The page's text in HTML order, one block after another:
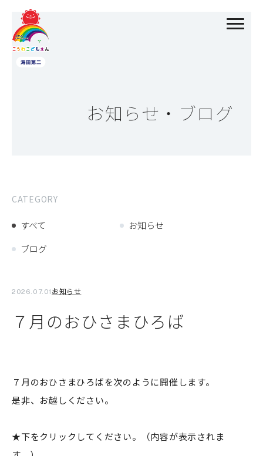
お知らせ・ブログ
CATEGORY
すべて
お知らせ
ブログ
2026.07.01 お知らせ
７月のおひさまひろば
７月のおひさまひろばを次のように開催します。
是非、お越しください。
★下をクリックしてください。（内容が表示されま